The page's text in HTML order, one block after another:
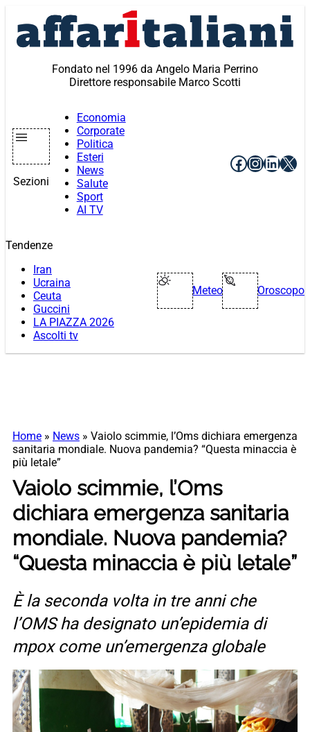
contenuto
Fondato nel 1996 da Angelo Maria Perrino
Direttore responsabile Marco Scotti
Sezioni
Economia
Corporate
Politica
Esteri
News
Salute
Sport
AI TV
Facebook
X
Tendenze
Iran
Ucraina
Ceuta
Guccini
LA PIAZZA 2026
Ascolti tv
Meteo Oroscopo
Home » News » Vaiolo scimmie, l’Oms dichiara emergenza
sanitaria mondiale. Nuova pandemia? “Questa minaccia è
più letale”
Vaiolo scimmie, l’Oms
dichiara emergenza sanitaria
mondiale. Nuova pandemia?
“Questa minaccia è più letale”
È la seconda volta in tre anni che
l’OMS ha designato un’epidemia di
mpox come un’emergenza globale